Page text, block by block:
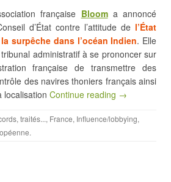
française Blooma annoncé
d’État contre l’attitude de l’État
surpêche dans l’océan Indien. Elle
administratif à se prononcer sur
française de transmettre des
des navires thoniers français ainsi
localisation Continue reading →
traités..., France, Influence/lobbying,
.